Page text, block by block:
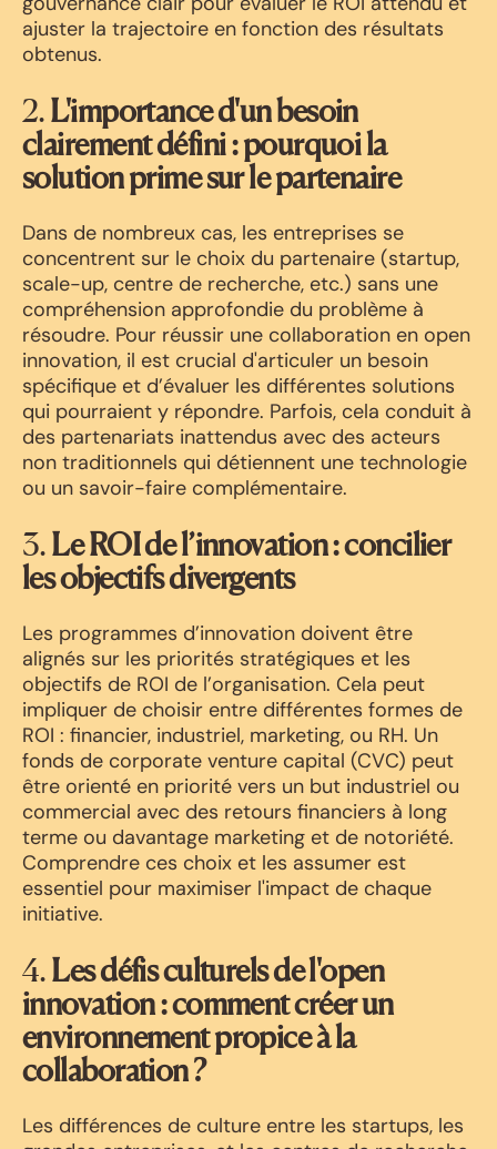
ajuster la trajectoire en fonction des résultats
obtenus.
2.L'importance d'un besoin
clairement défini : pourquoi la
solution prime sur le partenaire
Dans de nombreux cas, les entreprises se
concentrent sur le choix du partenaire (startup,
scale-up, centre de recherche, etc.) sans une
compréhension approfondie du problème à
résoudre. Pour réussir une collaboration en open
innovation, il est crucial d'articuler un besoin
spécifique et d’évaluer les différentes solutions
qui pourraient y répondre. Parfois, cela conduit à
des partenariats inattendus avec des acteurs
non traditionnels qui détiennent une technologie
ou un savoir-faire complémentaire.
3.Le ROI de l’innovation : concilier
les objectifs divergents
Les programmes d’innovation doivent être
alignés sur les priorités stratégiques et les
objectifs de ROI de l’organisation. Cela peut
impliquer de choisir entre différentes formes de
ROI : financier, industriel, marketing, ou RH. Un
fonds de corporate venture capital (CVC) peut
être orienté en priorité vers un but industriel ou
commercial avec des retours financiers à long
terme ou davantage marketing et de notoriété.
Comprendre ces choix et les assumer est
essentiel pour maximiser l'impact de chaque
initiative.
4.Les défis culturels de l'open
innovation : comment créer un
environnement propice à la
collaboration ?
Les différences de culture entre les startups, les